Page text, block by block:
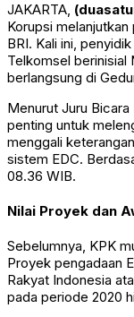
JAKARTA,
Korupsi melanjutkan
BRI. Kali ini,
Telkomsel berinisial
berlangsung di
Menurut Juru Bicara
penting untuk
menggali
sistem EDC.
08.36 WIB.
Nilai Proyek dan
Sebelumnya, KPK
Proyek pengadaan
Rakyat Indonesia
pada periode 2020